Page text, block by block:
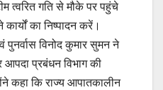
त्वरित गति से मौके पर पहुंचे
का निष्पादन करें।
विनोद कुमार सुमन ने
प्रबंधन विभाग की
कहा कि राज्य आपातकालीन